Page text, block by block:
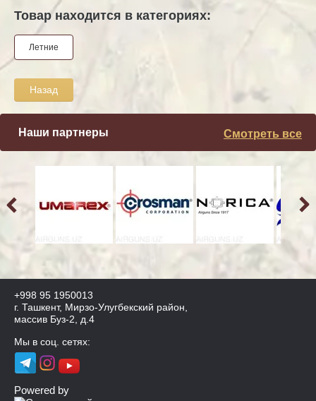
Товар находится в категориях:
Летние
Назад
Наши партнеры Смотреть все
+998 95 1950013
г. Ташкент, Мирзо-Улугбекский район,
массив Буз-2, д.4
Мы в соц. сетях:
Powered by